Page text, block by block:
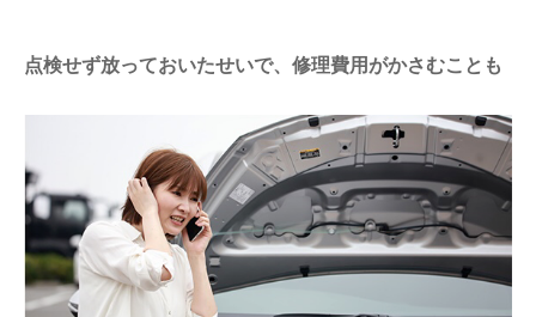
点検せず放っておいたせいで、修理費用がかさむことも